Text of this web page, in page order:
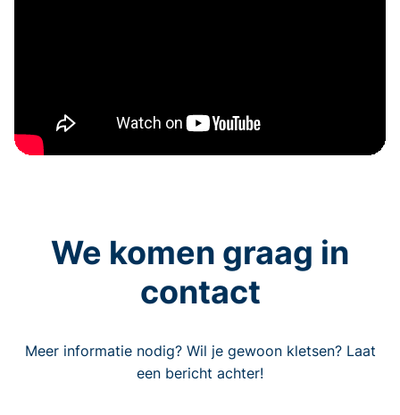
We komen graag in
contact
Meer informatie nodig? Wil je gewoon kletsen? Laat
een bericht achter!